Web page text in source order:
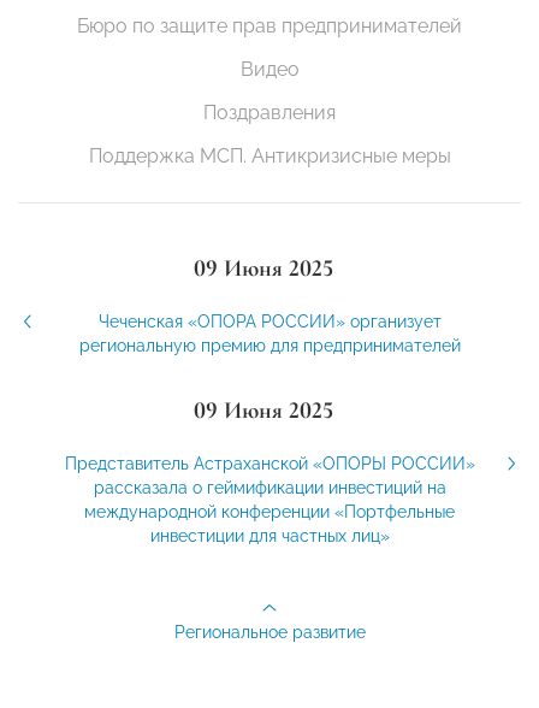
Бюро по защите прав предпринимателей
Видео
Поздравления
Поддержка МСП. Антикризисные меры
09 Июня 2025
Чеченская «ОПОРА РОССИИ» организует
региональную премию для предпринимателей
09 Июня 2025
Представитель Астраханской «ОПОРЫ РОССИИ»
рассказала о геймификации инвестиций на
международной конференции «Портфельные
инвестиции для частных лиц»
Региональное развитие